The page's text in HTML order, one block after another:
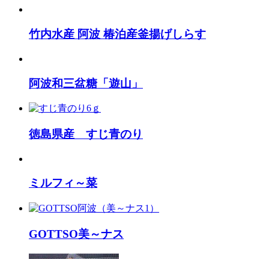
竹内水産 阿波 椿泊産釜揚げしらす
阿波和三盆糖「遊山」
徳島県産 すじ青のり
ミルフィ～菜
GOTTSO美～ナス